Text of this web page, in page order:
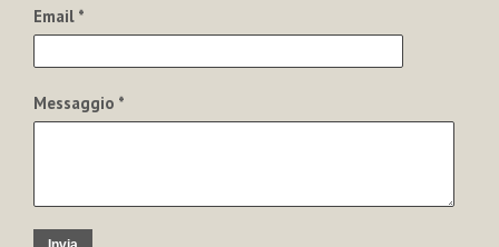
Email *
Messaggio *